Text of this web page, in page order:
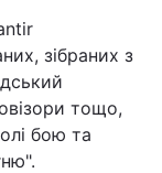
зібраних з
тощо,
бою та